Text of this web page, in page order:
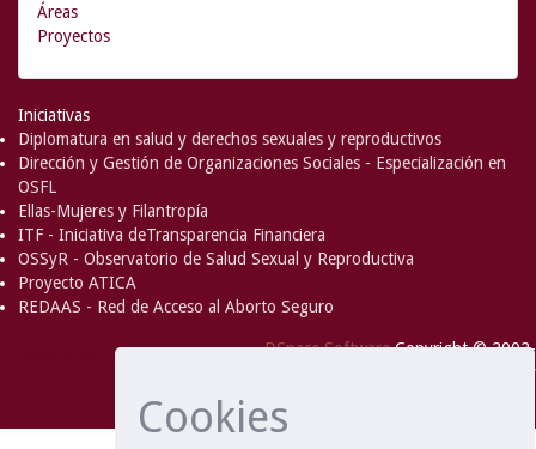
Cookies
Áreas
Proyectos
Iniciativas
Diplomatura en salud y derechos sexuales y reproductivos
Dirección y Gestión de Organizaciones Sociales - Especialización en
OSFL
Ellas-Mujeres y Filantropía
ITF - Iniciativa deTransparencia Financiera
OSSyR - Observatorio de Salud Sexual y Reproductiva
Proyecto ATICA
REDAAS - Red de Acceso al Aborto Seguro
DSpace SoftwareCopyright © 2002-
- Extensión mantenida y